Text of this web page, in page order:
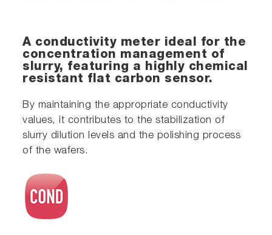
A conductivity meter ideal for the
concentration management of
slurry, featuring a highly chemical
resistant flat carbon sensor.
By maintaining the appropriate conductivity
values, it contributes to the stabilization of
slurry dilution levels and the polishing process
of the wafers.